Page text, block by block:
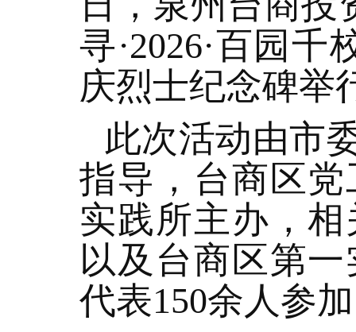
寻·2026·百园
庆烈士纪念碑举
此次活动由市
指导，台商区
实践所主办，
以及台商区第
代表150余人参